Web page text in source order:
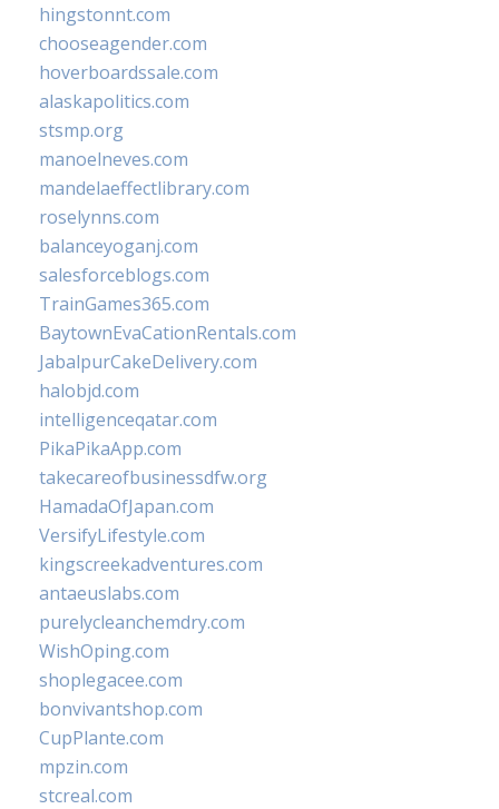
hingstonnt.com
chooseagender.com
hoverboardssale.com
alaskapolitics.com
stsmp.org
manoelneves.com
mandelaeffectlibrary.com
roselynns.com
balanceyoganj.com
salesforceblogs.com
TrainGames365.com
BaytownEvaCationRentals.com
JabalpurCakeDelivery.com
halobjd.com
intelligenceqatar.com
PikaPikaApp.com
takecareofbusinessdfw.org
HamadaOfJapan.com
VersifyLifestyle.com
kingscreekadventures.com
antaeuslabs.com
purelycleanchemdry.com
WishOping.com
shoplegacee.com
bonvivantshop.com
CupPlante.com
mpzin.com
stcreal.com